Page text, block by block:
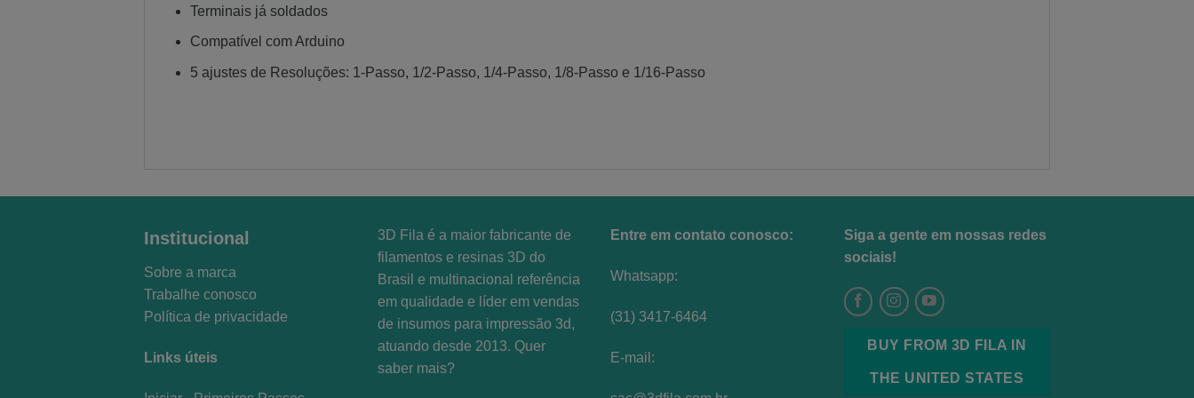
Terminais já soldados
Compatível com Arduino
5 ajustes de Resoluções: 1-Passo, 1/2-Passo, 1/4-Passo, 1/8-Passo e 1/16-Passo
Institucional
Sobre a marca
Trabalhe conosco
Política de privacidade
Links úteis
3D Fila é a maior fabricante de
filamentos e resinas 3D do
Brasil e multinacional referência
em qualidade e líder em vendas
de insumos para impressão 3d,
atuando desde 2013. Quer
saber mais?
Entre em contato conosco:
Whatsapp:
(31) 3417-6464
E-mail:
Siga a gente em nossas redes
sociais!
BUY FROM 3D FILA IN
THE UNITED STATES